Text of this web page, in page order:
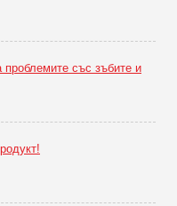
със зъбите и